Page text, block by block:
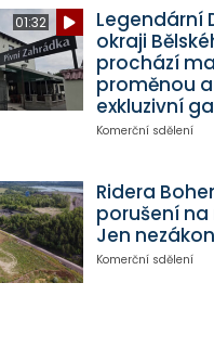
01:32
Legendární
okraji
prochází
proměnou
exkluzivní
Komerční sdělení
Ridera
porušení na
Jen
Komerční sdělení